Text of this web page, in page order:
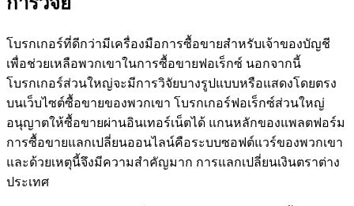
โบรกเกอร์ที่ดีกว่ามีเครื่องมือการซื้อขายสำหรับเจ้าของบัญชี
เพื่อช่วยเหลือพวกเขาในการซื้อขายฟอเร็กซ์ นอกจากนี้
โบรกเกอร์ส่วนใหญ่จะมีการวิจัยบางรูปแบบหรือแสดงโดยตรง
บนเว็บไซต์ซื้อขายของพวกเขา โบรกเกอร์ฟอเร็กซ์ส่วนใหญ่
อนุญาตให้ซื้อขายผ่านอินเทอร์เน็ตได้ แกนหลักของแพลตฟอร์ม
การซื้อขายแลกเปลี่ยนออนไลน์คือระบบซอฟต์แวร์ของพวกเขา
และด้วยเหตุนี้จึงมีความสำคัญมาก การแลกเปลี่ยนเงินตราต่าง
ประเทศ